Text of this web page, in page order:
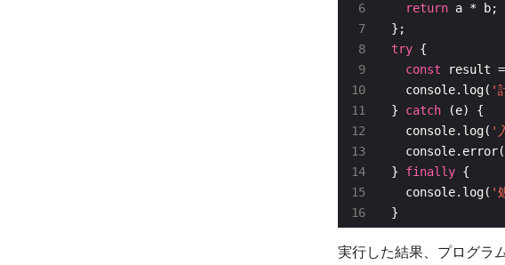
6
7
8
9
10
13
14
15
16
return
try
const result
  console.log(
'
} catch
  console.log(
'
} finally
  console.log(
'
}
実行した結果、プログラ